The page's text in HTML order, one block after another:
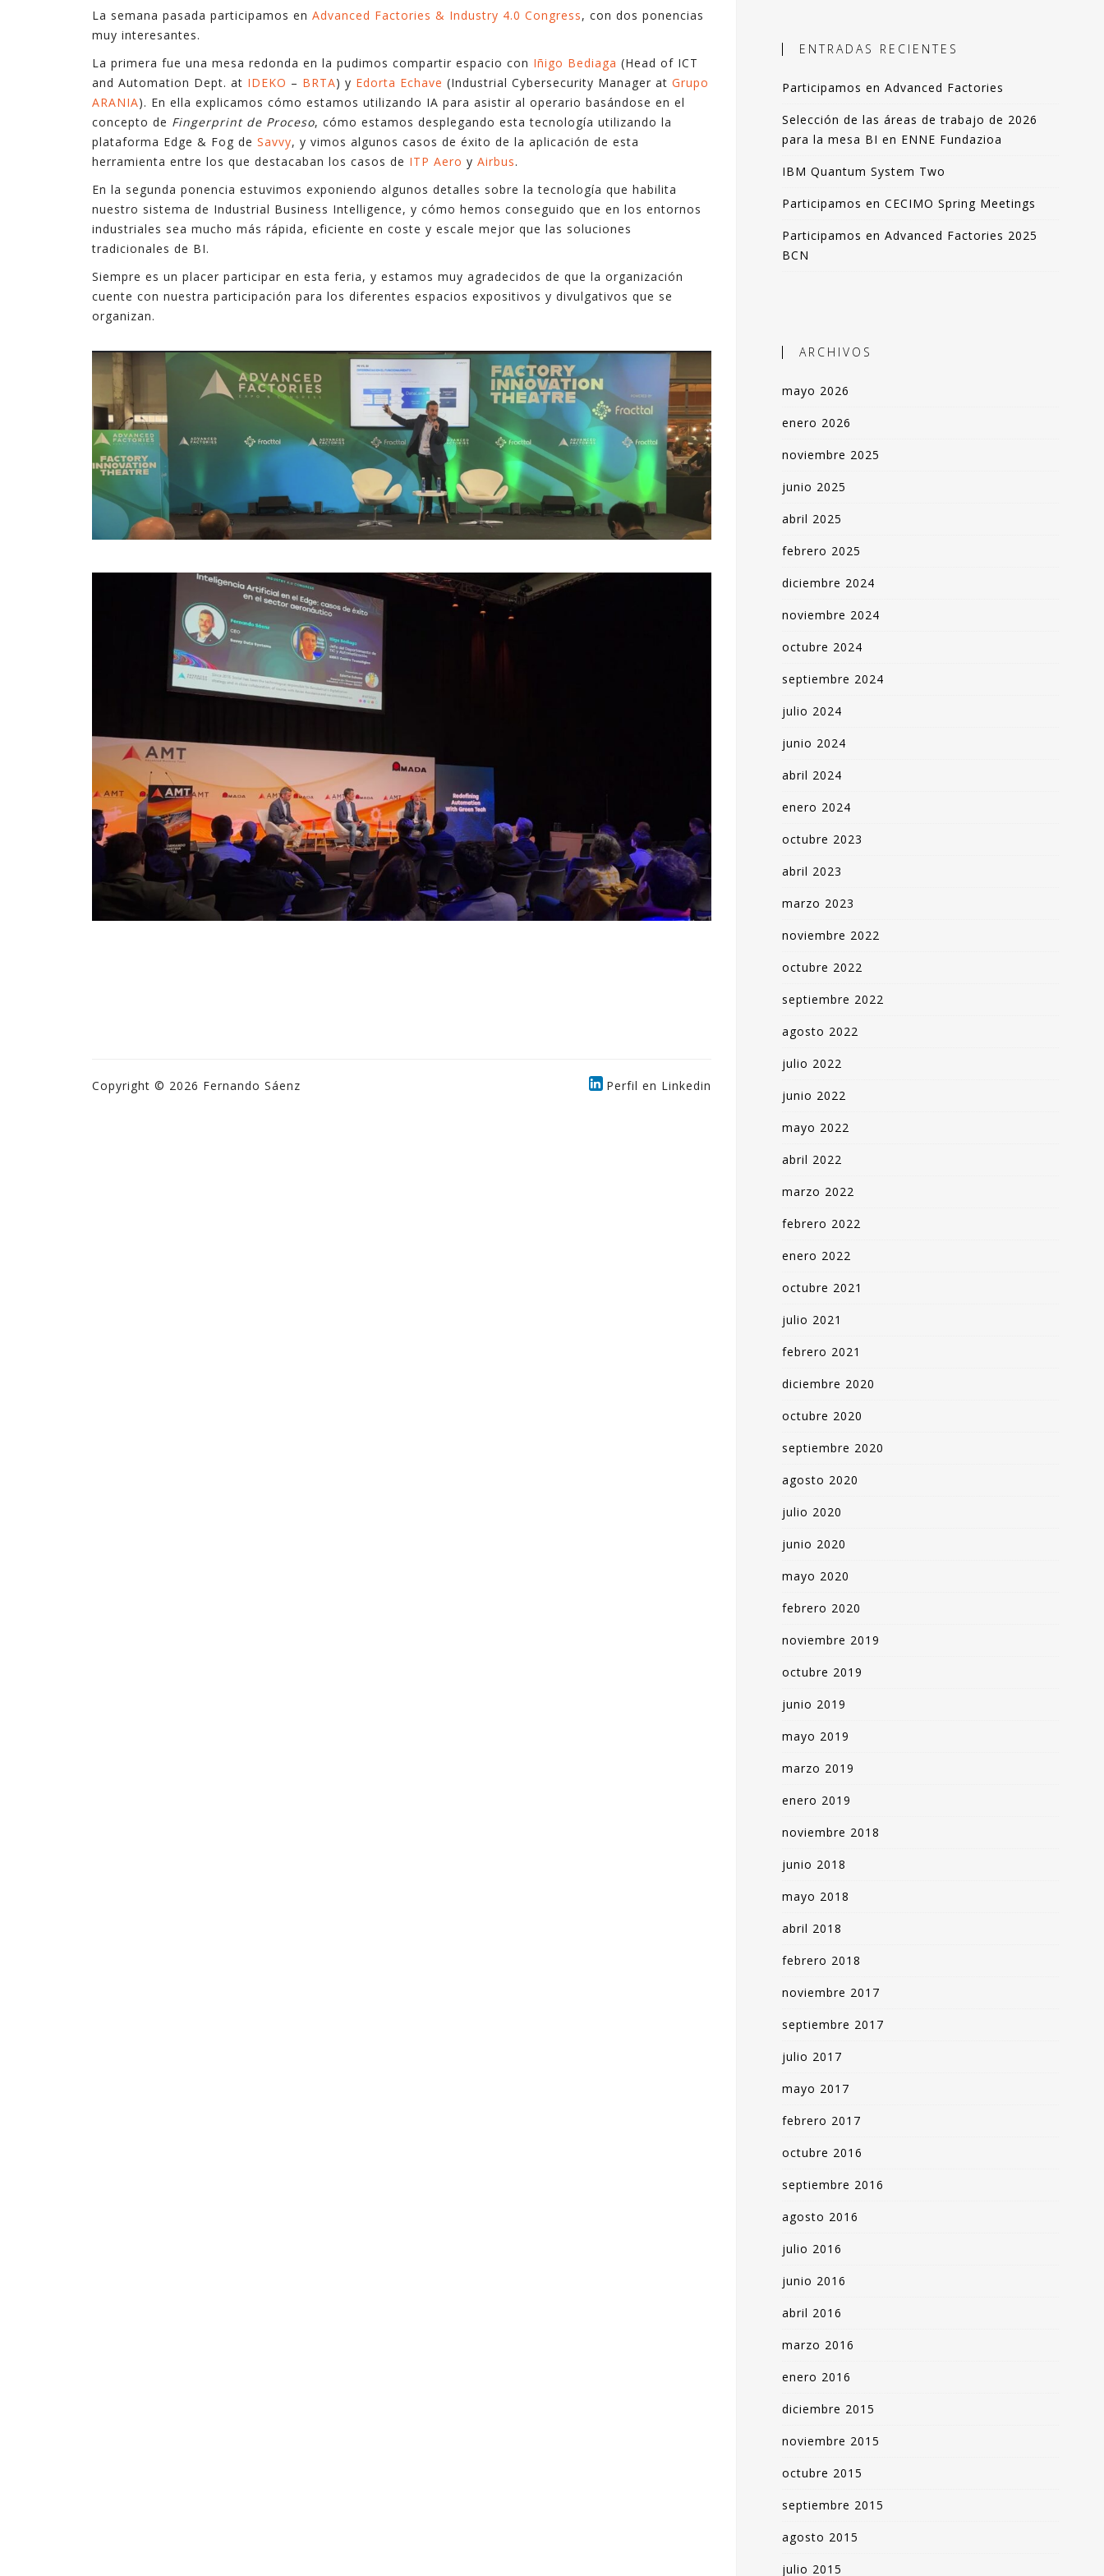
tecnologías. En ocasiones son complejas, y en
ocasiones son sencillas pero suficientes.
En estos últimos quince años, en los que he
ejercido de gerente, he podido ver cómo la
explotación inteligente de datos mejora de
forma notable los resultados en diferentes
ámbitos de la empresa, desde procesos
pasando por la creación de nuevos productos y
servicios digitales.
industriales, el objetivo es incorporar
apoyo en la toma de decisiones.
En este blog comparto esas experiencias,
explicadas de forma resumida pero clara. La
mayoría de artículos los podrás leer en 3-4
Espero que lo disfrutes tanto como yo.
- Fernando Sáenz -
La semana pasada participamos en Advanced Factories & Industry 4.0 Congress, con dos ponencias
muy interesantes.
La primera fue una mesa redonda en la pudimos compartir espacio con Iñigo Bediaga (Head of ICT
and Automation Dept. at IDEKO – BRTA) y Edorta Echave (Industrial Cybersecurity Manager at Grupo
ARANIA). En ella explicamos cómo estamos utilizando IA para asistir al operario basándose en el
concepto de Fingerprint de Proceso, cómo estamos desplegando esta tecnología utilizando la
plataforma Edge & Fog de Savvy, y vimos algunos casos de éxito de la aplicación de esta
herramienta entre los que destacaban los casos de ITP Aero y Airbus.
En la segunda ponencia estuvimos exponiendo algunos detalles sobre la tecnología que habilita
nuestro sistema de Industrial Business Intelligence, y cómo hemos conseguido que en los entornos
industriales sea mucho más rápida, eficiente en coste y escale mejor que las soluciones
tradicionales de BI.
Siempre es un placer participar en esta feria, y estamos muy agradecidos de que la organización
cuente con nuestra participación para los diferentes espacios expositivos y divulgativos que se
organizan.
Copyright © 2026 Fernando Sáenz Perfil en Linkedin
ENTRADAS RECIENTES
Participamos en Advanced Factories
Selección de las áreas de trabajo de 2026
para la mesa BI en ENNE Fundazioa
IBM Quantum System Two
Participamos en CECIMO Spring Meetings
Participamos en Advanced Factories 2025
BCN
ARCHIVOS
mayo 2026
enero 2026
noviembre 2025
junio 2025
abril 2025
febrero 2025
diciembre 2024
noviembre 2024
octubre 2024
septiembre 2024
julio 2024
junio 2024
abril 2024
enero 2024
octubre 2023
abril 2023
marzo 2023
noviembre 2022
octubre 2022
septiembre 2022
agosto 2022
julio 2022
junio 2022
mayo 2022
abril 2022
marzo 2022
febrero 2022
enero 2022
octubre 2021
julio 2021
febrero 2021
diciembre 2020
octubre 2020
septiembre 2020
agosto 2020
julio 2020
junio 2020
mayo 2020
febrero 2020
noviembre 2019
octubre 2019
junio 2019
mayo 2019
marzo 2019
enero 2019
noviembre 2018
junio 2018
mayo 2018
abril 2018
febrero 2018
noviembre 2017
septiembre 2017
julio 2017
mayo 2017
febrero 2017
octubre 2016
septiembre 2016
agosto 2016
julio 2016
junio 2016
abril 2016
marzo 2016
enero 2016
diciembre 2015
noviembre 2015
octubre 2015
septiembre 2015
agosto 2015
julio 2015